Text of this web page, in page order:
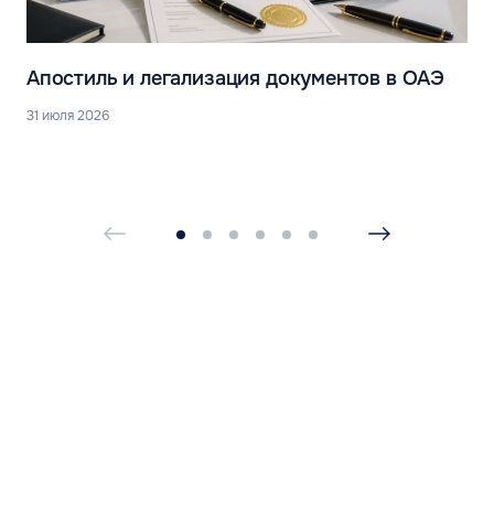
Апостиль и легализация документов в ОАЭ
31 июля 2026